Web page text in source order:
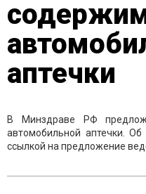
аптечки
В Минздраве РФ
автомобильной аптечки.
ссылкой на предложение